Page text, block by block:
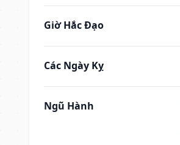
Giờ Hắc Đạo
Các Ngày Kỵ
Ngũ Hành